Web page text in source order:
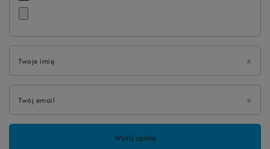
Twoje imię
Twój email
Wyślij opinię